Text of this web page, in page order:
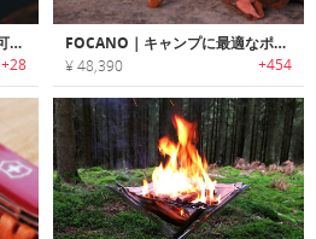
DISSIM｜逆さまにしても使用可能なグリップ性に優れたライター「ディシム」
+28
FOCANO｜キャンプに最適なポータブルファイヤーピット「フォカーノ」
¥ 48,390 +454